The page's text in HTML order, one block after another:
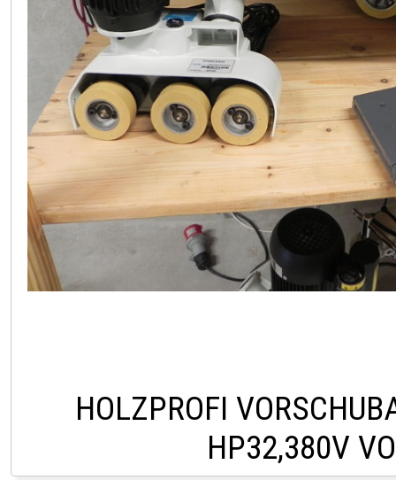
HOLZPROFI
HP32,380V